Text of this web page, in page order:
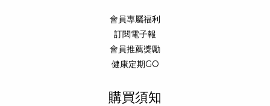
會員專屬福利
訂閱電子報
會員推薦獎勵
健康定期GO
購買須知